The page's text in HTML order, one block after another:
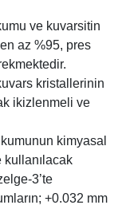
ve kuvarsitin
az %95, pres
kristallerinin
ikizlenmeli ve
kimyasal
kullanılacak
3’te
+0.032 mm